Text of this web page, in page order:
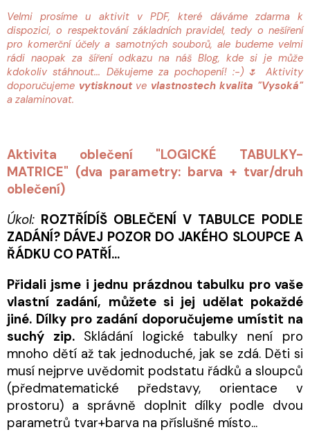
Velmi prosíme u aktivit v PDF, které dáváme zdarma k
dispozici, o respektování základních pravidel, tedy o nešíření
pro komerční účely a samotných souborů, ale budeme velmi
rádi naopak za šíření odkazu na náš Blog, kde si je může
kdokoliv stáhnout... Děkujeme za pochopení! :-)🌷 Aktivity
doporučujeme vytisknout ve vlastnostechkvalita "Vysoká"
a zalaminovat.
Aktivita oblečení "LOGICKÉ TABULKY-
MATRICE" (dva parametry: barva + tvar/druh
oblečení)
Úkol: ROZTŘÍDÍŠ OBLEČENÍ V TABULCE PODLE
ZADÁNÍ? DÁVEJ POZOR DO JAKÉHO SLOUPCE A
ŘÁDKU CO PATŘÍ...
Přidali jsme i jednu prázdnou tabulku pro vaše
vlastní zadání, můžete si jej udělat pokaždé
jiné. Dílky pro zadání doporučujeme umístit na
suchý zip. Skládání logické tabulky není pro
mnoho dětí až tak jednoduché, jak se zdá. Děti si
musí nejprve uvědomit podstatu řádků a sloupců
(předmatematické představy, orientace v
prostoru) a správně doplnit dílky podle dvou
parametrů tvar+barva na příslušné místo...